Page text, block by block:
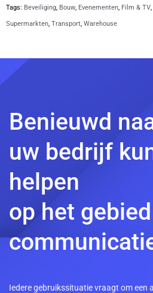
Tags: Beveiliging, Bouw, Evenementen, Film & TV,
Supermarkten, Transport, Warehouse
Benieuwd
uw bedrijf
helpen
op het
Iedere gebruikssituatie vraagt om een